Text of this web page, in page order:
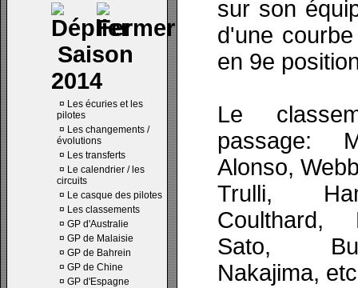
Saison
2014
¤ Les écuries et les
pilotes
¤ Les changements /
évolutions
¤ Les transferts
¤ Le calendrier / les
circuits
¤ Le casque des pilotes
¤ Les classements
¤ GP d'Australie
¤ GP de Malaisie
¤ GP de Bahrein
¤ GP de Chine
¤ GP d'Espagne
sur son
d'une
en 9e
Le
passage:
Alonso,
Trulli,
Coulthard,
Sato,
Nakajima,